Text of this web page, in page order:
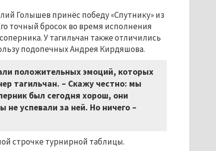
Голышев принёс победу «Спутнику» из
точный бросок во время исполнения
У тагильчан также отличились
подопечных Андрея Кирдяшова.
положительных эмоций, которых
тагильчан. – Скажу честно: мы
был сегодня хорош, они
успевали за ней. Но ничего –
строчке турнирной таблицы.